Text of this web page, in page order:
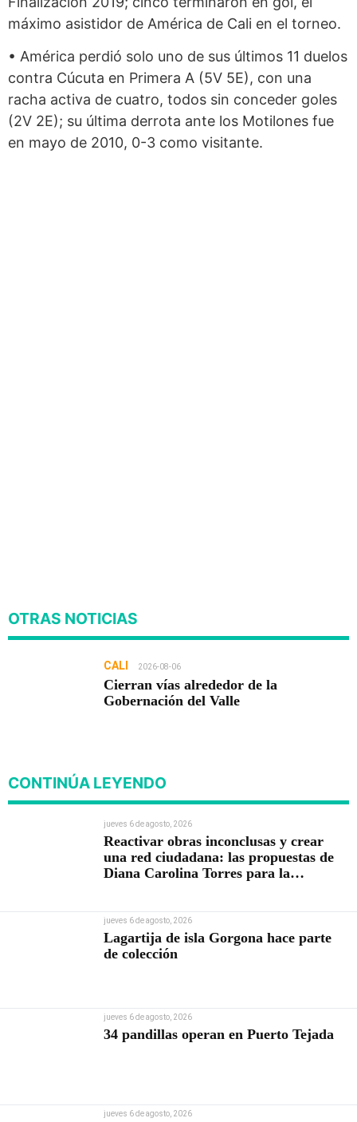
máximo asistidor de América de Cali en el torneo.
• América perdió solo uno de sus últimos 11 duelos
contra Cúcuta en Primera A (5V 5E), con una
racha activa de cuatro, todos sin conceder goles
(2V 2E); su última derrota ante los Motilones fue
en mayo de 2010, 0-3 como visitante.
OTRAS NOTICIAS
CALI 2026-08-06
Cierran vías alrededor de la
Gobernación del Valle
CONTINÚA LEYENDO
jueves 6 de agosto, 2026
Reactivar obras inconclusas y crear
una red ciudadana: las propuestas de
Diana Carolina Torres para la
jueves 6 de agosto, 2026
Lagartija de isla Gorgona hace parte
de colección
jueves 6 de agosto, 2026
34 pandillas operan en Puerto Tejada
jueves 6 de agosto, 2026